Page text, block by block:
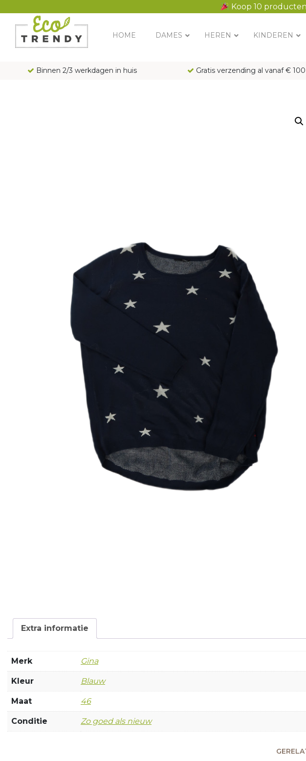
Koop 10
Main Navigation
HOME DAMES HEREN KINDEREN
Binnen 2/3 werkdagen in huis Gratis verzending al vanaf € 100
Extra informatie
Merk Gina
Kleur Blauw
Maat 46
Conditie Zo goed als nieuw